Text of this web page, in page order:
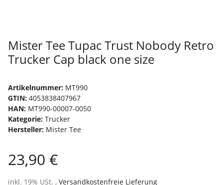
Mister Tee Tupac Trust Nobody Retro
Trucker Cap black one size
Artikelnummer: MT990
GTIN: 4053838407967
HAN: MT990-00007-0050
Kategorie: Trucker
Hersteller: Mister Tee
23,90 €
inkl. 19% USt. , Versandkostenfreie Lieferung